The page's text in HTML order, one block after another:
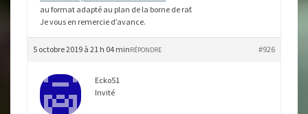
au format adapté au plan de la borne de raf.
Je vous en remercie d’avance.
5 octobre 2019 à 21 h 04 min #926
RÉPONDRE
Ecko51
Invité